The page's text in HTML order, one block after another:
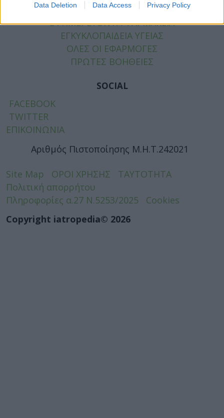
Data Deletion Data Access Privacy Policy
ΕΦΗΜΕΡΕΥΟΝΤΑ ΝΟΣΟΚΟΜΕΙΑ
ΕΦΗΜΕΡΕΥΟΝΤΑ ΦΑΡΜΑΚΕΙΑ
ΕΓΚΥΚΛΟΠΑΙΔΕΙΑ ΥΓΕΙΑΣ
ΟΛΕΣ ΟΙ ΕΦΑΡΜΟΓΕΣ
ΠΡΩΤΕΣ ΒΟΗΘΕΙΕΣ
SOCIAL
FACEBOOK
TWITTER
ΕΠΙΚΟΙΝΩΝΙΑ
Αριθμός Πιστοποίησης Μ.Η.Τ.242021
Site Map ΟΡΟΙ ΧΡΗΣΗΣ
ΤΑΥΤΟΤΗΤΑ
Πολιτική απορρήτου
Πληροφορίες α.27 Ν.5253/2025
Cookies
Copyright iatropedia© 2026